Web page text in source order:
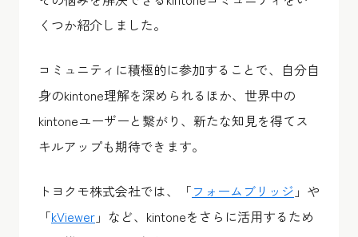
くつか紹介しました。
コミュニティに積極的に参加することで、自分自
身のkintone理解を深められるほか、世界中の
kintoneユーザーと繋がり、新たな知見を得てス
キルアップも期待できます。
トヨクモ株式会社では、「フォームブリッジ 」や
「kViewer 」など、kintoneをさらに活用するため